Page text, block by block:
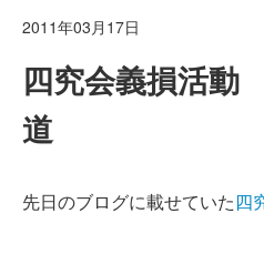
2011年03月17日
四究会義損活
道
先日のブログに載せていた四